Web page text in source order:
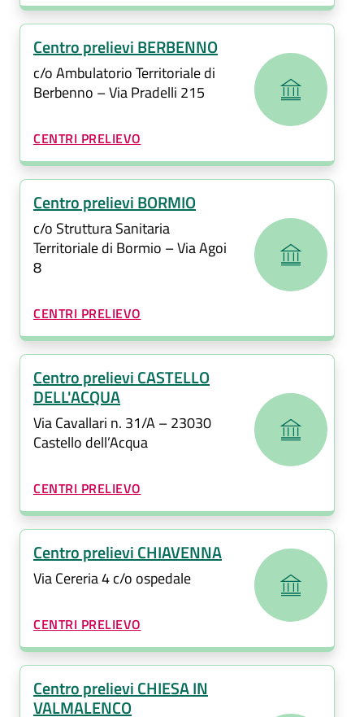
Centro prelievi BERBENNO
c/o Ambulatorio Territoriale di
Berbenno – Via Pradelli 215
CATEGORIA CORRELATA:
CENTRI PRELIEVO
Centro prelievi BORMIO
c/o Struttura Sanitaria
Territoriale di Bormio – Via Agoi
8
CATEGORIA CORRELATA:
CENTRI PRELIEVO
Centro prelievi CASTELLO
DELL'ACQUA
Via Cavallari n. 31/A – 23030
Castello dell’Acqua
CATEGORIA CORRELATA:
CENTRI PRELIEVO
Centro prelievi CHIAVENNA
Via Cereria 4 c/o ospedale
CATEGORIA CORRELATA:
CENTRI PRELIEVO
Centro prelievi CHIESA IN
VALMALENCO